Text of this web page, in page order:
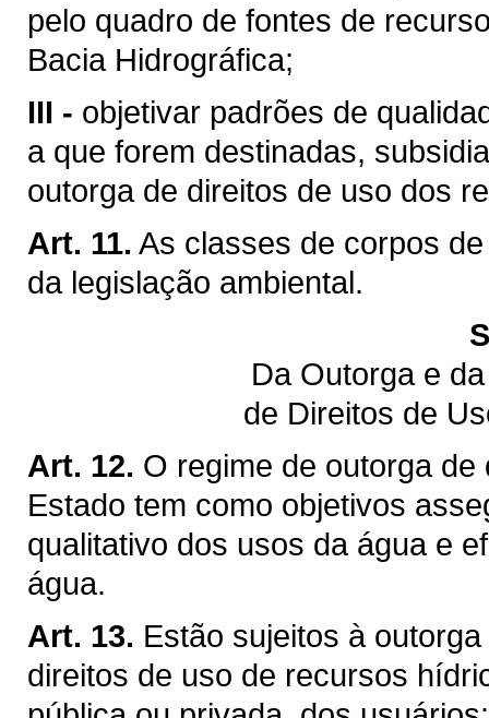
pelo quadro de fontes de
Bacia Hidrográfica;
III - objetivar padrões de
a que forem destinadas,
outorga de direitos de uso dos
Art. 11. As classes de corpos
da legislação ambiental.
Da Outorga e
de Direitos de
Art. 12. O regime de outorga
Estado tem como objetivos
qualitativo dos usos da água e
água.
Art. 13. Estão sujeitos à
direitos de uso de recursos